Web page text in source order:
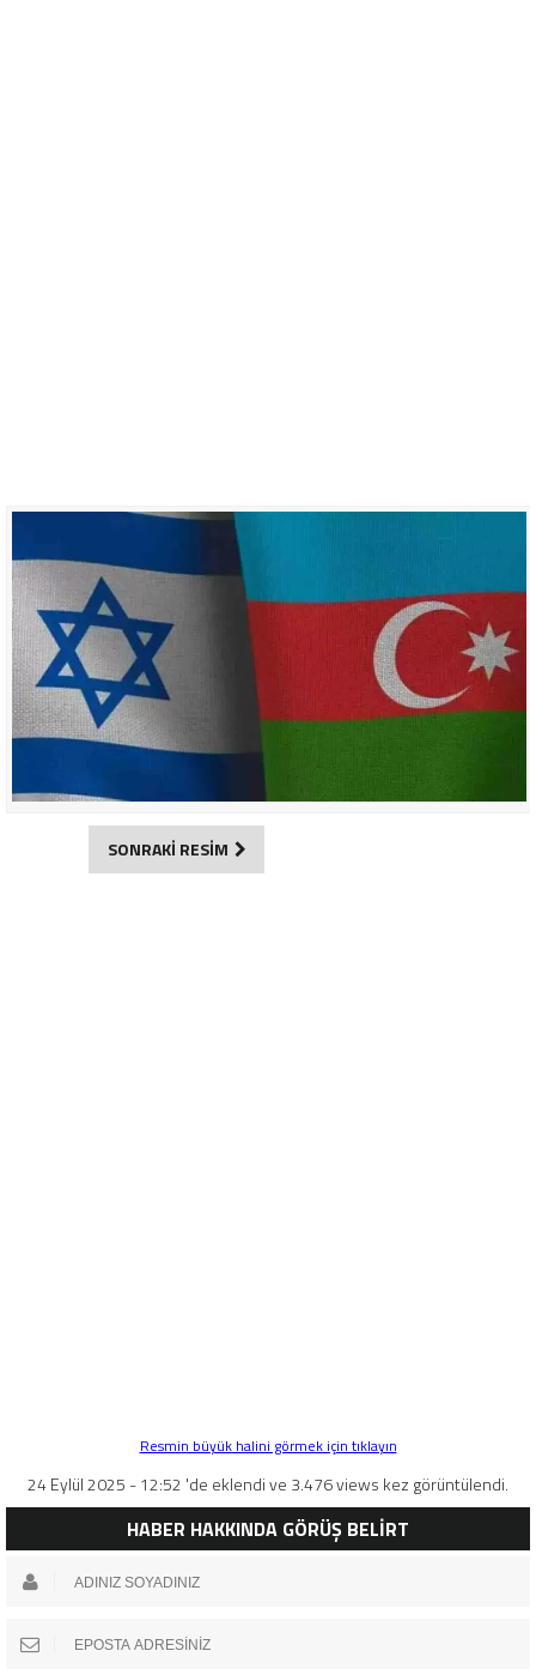
SONRAKİ RESİM
Resmin büyük halini görmek için tıklayın
24 Eylül 2025 - 12:52 'de eklendi ve 3.476 views kez görüntülendi.
HABER HAKKINDA GÖRÜŞ BELİRT